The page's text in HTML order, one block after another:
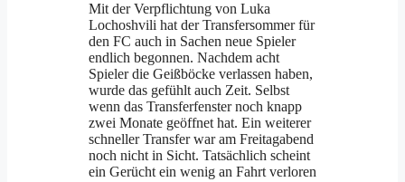
Mit der Verpflichtung von Luka
Lochoshvili hat der Transfersommer für
den FC auch in Sachen neue Spieler
endlich begonnen. Nachdem acht
Spieler die Geißböcke verlassen haben,
wurde das gefühlt auch Zeit. Selbst
wenn das Transferfenster noch knapp
zwei Monate geöffnet hat. Ein weiterer
schneller Transfer war am Freitagabend
noch nicht in Sicht. Tatsächlich scheint
ein Gerücht ein wenig an Fahrt verloren